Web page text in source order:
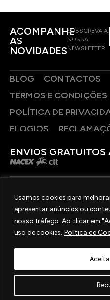
Usamos cookies para
apresentar anúncios ou
nosso tráfego. Ao clicar em
uso de cookies. Política de
ACOMPANHE
AS
NOVIDADES
SUBSCREVA A
NOSSA
NEWSLETTER
BLOG
CONTACTOS
TERMOS E CONDIÇÕES
POLÍTICA DE
ELOGIOS
ENVIOS GRATUITOS
SIGA-NOS
2025 © OURIVESARIA FRADIZELA